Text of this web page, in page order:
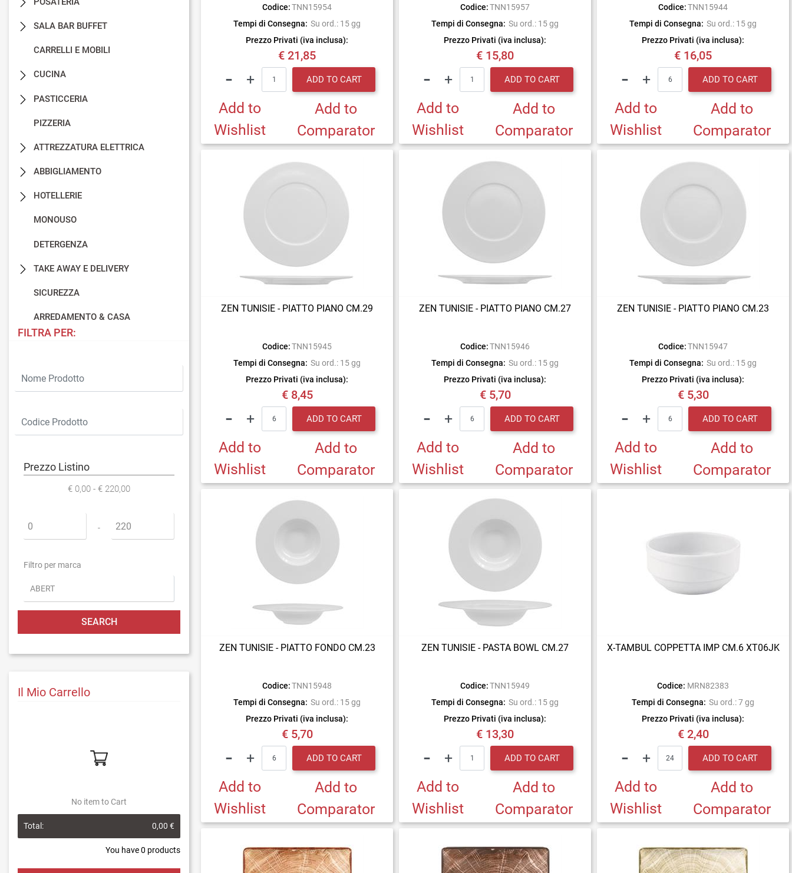
SALA BAR BUFFET
CARRELLI E MOBILI
CUCINA
PASTICCERIA
PIZZERIA
ATTREZZATURA ELETTRICA
ABBIGLIAMENTO
HOTELLERIE
MONOUSO
DETERGENZA
TAKE AWAY E DELIVERY
SICUREZZA
ARREDAMENTO & CASA
FILTRA PER:
Prezzo Listino
€ 0,00 - € 220,00
Minimum price - Maximum price
Filtro per marca
Il Mio Carrello
No item to Cart
You have0 products
Total: 0,00 €
Codice: TNN15954
Tempi di Consegna: Su ord.: 15 gg
Prezzo Privati (iva inclusa):
€ 21,85
ADD TO CART
Add to
Wishlist
Add to
Comparator
Codice: TNN15957
Tempi di Consegna: Su ord.: 15 gg
Prezzo Privati (iva inclusa):
€ 15,80
ADD TO CART
Add to
Wishlist
Add to
Comparator
Codice: TNN15944
Tempi di Consegna: Su ord.: 15 gg
Prezzo Privati (iva inclusa):
€ 16,05
ADD TO CART
Add to
Wishlist
Add to
Comparator
ZEN TUNISIE - PIATTO PIANO CM.29
Codice: TNN15945
Tempi di Consegna: Su ord.: 15 gg
Prezzo Privati (iva inclusa):
€ 8,45
ADD TO CART
Add to
Wishlist
Add to
Comparator
ZEN TUNISIE - PIATTO PIANO CM.27
Codice: TNN15946
Tempi di Consegna: Su ord.: 15 gg
Prezzo Privati (iva inclusa):
€ 5,70
ADD TO CART
Add to
Wishlist
Add to
Comparator
ZEN TUNISIE - PIATTO PIANO CM.23
Codice: TNN15947
Tempi di Consegna: Su ord.: 15 gg
Prezzo Privati (iva inclusa):
€ 5,30
ADD TO CART
Add to
Wishlist
Add to
Comparator
ZEN TUNISIE - PIATTO FONDO CM.23
Codice: TNN15948
Tempi di Consegna: Su ord.: 15 gg
Prezzo Privati (iva inclusa):
€ 5,70
ADD TO CART
Add to
Wishlist
Add to
Comparator
ZEN TUNISIE - PASTA BOWL CM.27
Codice: TNN15949
Tempi di Consegna: Su ord.: 15 gg
Prezzo Privati (iva inclusa):
€ 13,30
ADD TO CART
Add to
Wishlist
Add to
Comparator
X-TAMBUL COPPETTA IMP CM.6 XT06JK
Codice: MRN82383
Tempi di Consegna: Su ord.: 7 gg
Prezzo Privati (iva inclusa):
€ 2,40
ADD TO CART
Add to
Wishlist
Add to
Comparator